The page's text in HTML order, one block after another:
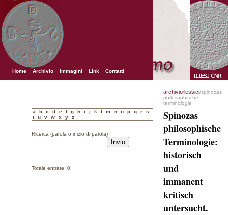
Home Archivio Immagini Link Contatti
a b c d e f g h i j k l m n o p q r
s
t
u v w x y z
Ricerca (parola o inizio di parola)
Totale entrate: 0
archivio/lessici/spinozas
philosophische
terminologie
Spinozas
philosophische
Terminologie:
historisch
und
immanent
kritisch
untersucht.